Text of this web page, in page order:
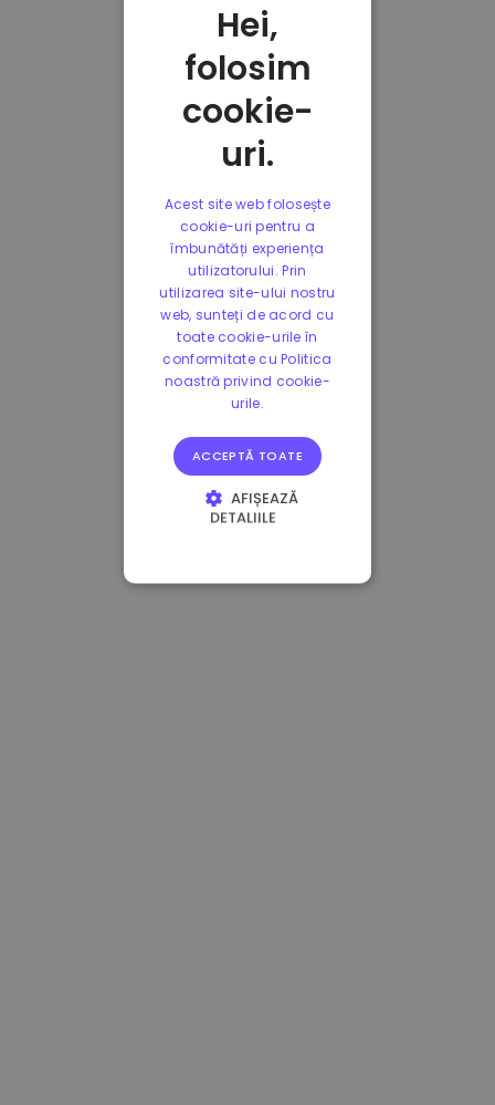
Hei,
folosim
cookie-
uri.
Acest site web folosește
cookie-uri pentru a
îmbunătăți experiența
utilizatorului. Prin
utilizarea site-ului nostru
web, sunteți de acord cu
toate cookie-urile în
conformitate cu Politica
noastră privind cookie-
urile.
ACCEPTĂ TOATE
AFIȘEAZĂ
DETALIILE